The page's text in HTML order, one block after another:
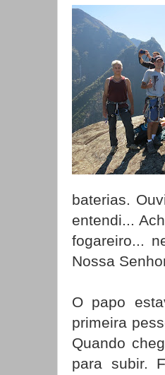
baterias.
entendi...
fogareiro...
Nossa
O papo
primeira
Quando
para subir.